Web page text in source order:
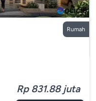
Rumah
Rp 831.88 juta